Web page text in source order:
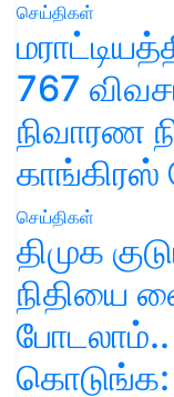
செய்திகள்
767
நிவாரண
செய்திகள்
திமுக
நிதியை
போடலாம்..
கொடுங்க: